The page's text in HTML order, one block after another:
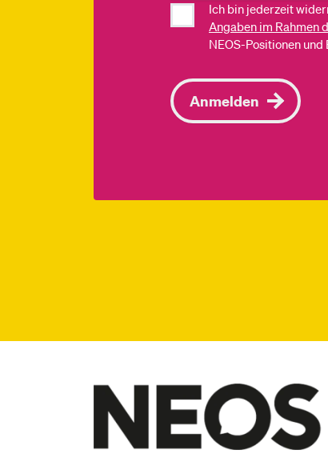
Ich bin jederzeit
Angaben im Rahmen
NEOS-Positionen
Anmelden